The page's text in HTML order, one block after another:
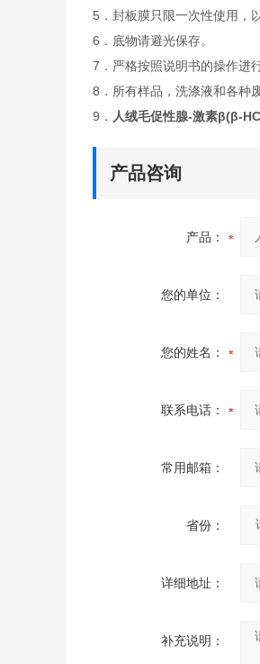
5．封板膜只限一次性使用，
6．底物请避光保存。
7．严格按照说明书的操作进
8．所有样品，洗涤液和各种
9． 人绒毛促性腺-激素β(β-
产品咨询
产品：
您的单位：
您的姓名：
联系电话：
常用邮箱：
省份：
详细地址：
补充说明：